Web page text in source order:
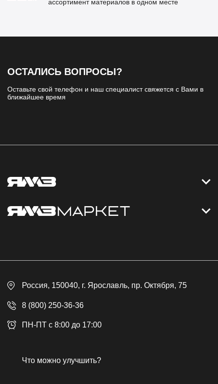
ассортимент материалов в одном месте
ОСТАЛИСЬ ВОПРОСЫ?
Оставьте свой телефон и наш специалист свяжется с Вами в
ближайшее время
Контакты
Доставка
Контакты
Гарантия
Публичная оферта
Россия, 150040, г. Ярославль, пр. Октября, 75
8 (800) 250-36-36
ПН-ПТ с 8:00 до 17:00
Что можно улучшить?